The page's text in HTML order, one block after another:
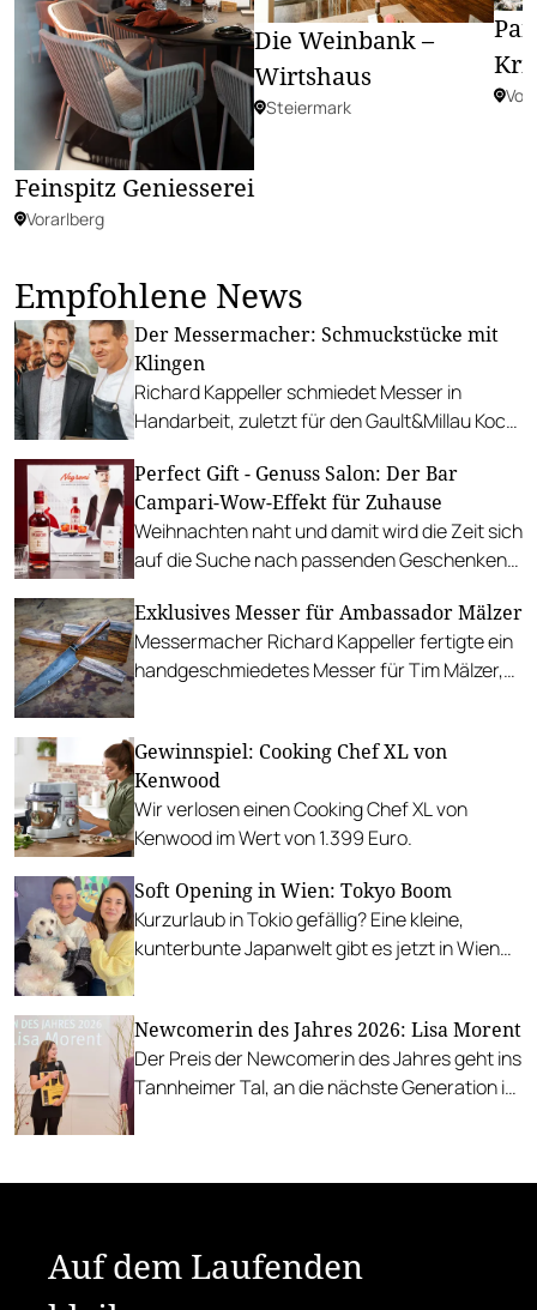
Feinspitz Geniesserei
Vorarlberg
Die Weinbank –
Wirtshaus
Steiermark
Empfohlene News
Der Messermacher: Schmuckstücke mit
Klingen
Richard Kappeller schmiedet Messer in
Handarbeit, zuletzt für den Gault&Millau Koch
Perfect Gift - Genuss Salon: Der Bar
Campari-Wow-Effekt für Zuhause
Weihnachten naht und damit wird die Zeit sich
auf die Suche nach passenden Geschenken
Redaktion ist sich sicher, dass ein wenig
Inspiration sehr hilfreich sein kann und hat
sich entschlossen, sämtliche Geschenkideen
Allen voran die Angebote von der Bar
Campari!
Exklusives Messer für Ambassador Mälzer
Messermacher Richard Kappeller fertigte ein
handgeschmiedetes Messer für Tim Mälzer,
Gewinnspiel: Cooking Chef XL von
Kenwood
Wir verlosen einen Cooking Chef XL von
Kenwood im Wert von 1.399 Euro.
Soft Opening in Wien: Tokyo Boom
Kurzurlaub in Tokio gefällig? Eine kleine,
kunterbunte Japanwelt gibt es jetzt in Wien
Newcomerin des Jahres 2026: Lisa Morent
Der Preis der Newcomerin des Jahres geht ins
Tannheimer Tal, an die nächste Generation im
Auf dem Laufenden